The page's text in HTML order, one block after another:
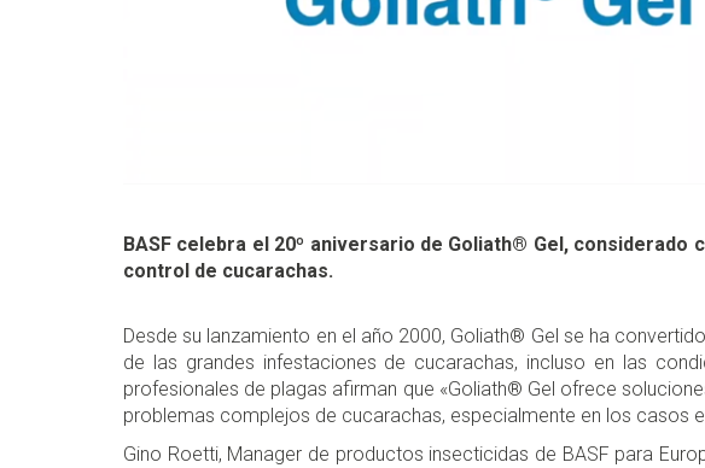
BASF celebra el 20º aniversario de Goliath® Gel, considerado
control de cucarachas.
Desde su lanzamiento en el año 2000, Goliath® Gel se ha
de las grandes infestaciones de cucarachas, incluso en las
profesionales de plagas afirman que «Goliath® Gel ofrece
problemas complejos de cucarachas, especialmente en los casos
Gino Roetti, Manager de productos insecticidas de BASF para